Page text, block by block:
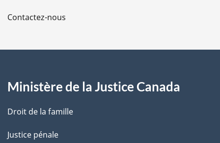
a
e
Contactez-nous
Ministère de la Justice Canada
Droit de la famille
Justice pénale